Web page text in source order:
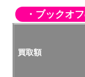
・ブックオ
買取額